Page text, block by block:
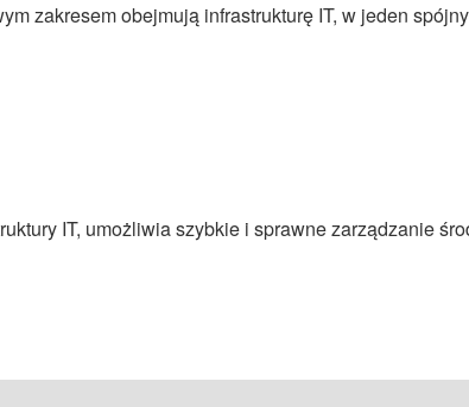
zakresem obejmują infrastrukturę IT, w jeden
IT, umożliwia szybkie i sprawne zarządzanie